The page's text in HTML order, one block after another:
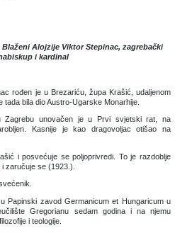
Alojzije Viktor Stepinac, zagrebački
i kardinal
rođen je u Brezariću, župa Krašić, udaljenom
bila dio Austro-Ugarske Monarhije.
Zagrebu unovačen je u Prvi svjetski rat, na
Kasnije je kao dragovoljac otišao na
i posvećuje se poljoprivredi. To je razdoblje
zaručuje se (1923.).
Papinski zavod Germanicum et Hungaricum u
Gregorianu sedam godina i na njemu
i teologije.